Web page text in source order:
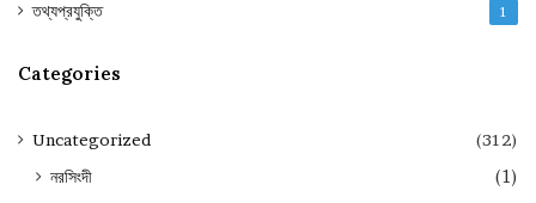
তথ্যপ্রযুক্তি 1
Categories
Uncategorized (312)
নরসিংদী (1)